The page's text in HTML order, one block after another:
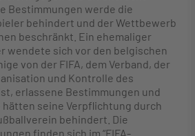
Bestimmungen werde die
behindert und der Wettbewerb
beschränkt. Ein ehemaliger
wendete sich vor den belgischen
von der FIFA, dem Verband, der
und Kontrolle des
erlassene Bestimmungen und
seine Verpflichtung durch
behindert. Die
finden sich im “FIFA-